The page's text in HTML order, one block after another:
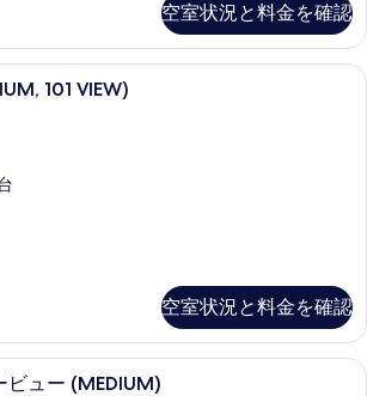
空室状況と料金を確認
101 VIEW)
空室状況と料金を確認
セーフティボックス (室内)、デスク
ビュー (MEDIUM)